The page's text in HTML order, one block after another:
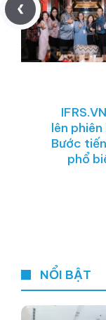
lên
Bước
phổ
NỔI BẬT